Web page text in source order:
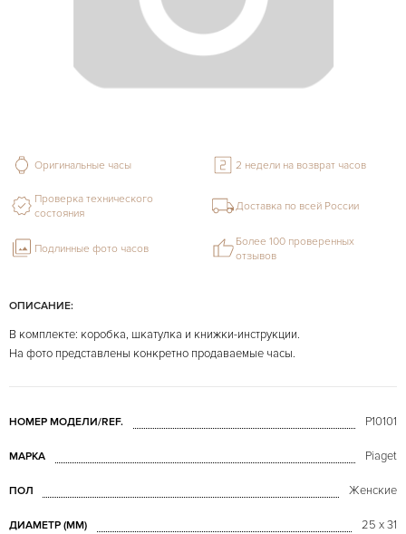
ОПИСАНИЕ:
В комплекте: коробка, шкатулка и книжки-инструкции.
На фото представлены конкретно продаваемые часы.
НОМЕР МОДЕЛИ/REF. P10101
МАРКА Piaget
ПОЛ Женские
ДИАМЕТР (MM) 25 x 31
Оригинальные часы 2 недели на возврат часов
Проверка технического
состояния
Доставка по всей России
Подлинные фото часов
Более 100 проверенных
отзывов